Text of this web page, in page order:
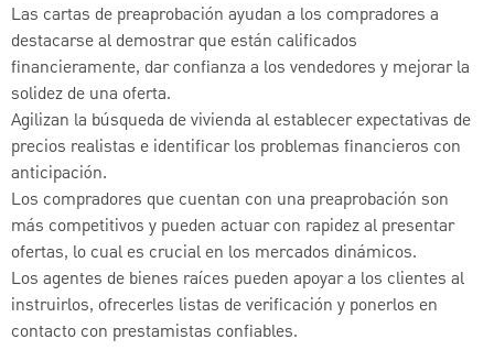
Las cartas de preaprobación ayudan a los compradores a
destacarse al demostrar que están calificados
financieramente, dar confianza a los vendedores y mejorar la
solidez de una oferta.
Agilizan la búsqueda de vivienda al establecer expectativas de
precios realistas e identificar los problemas financieros con
anticipación.
Los compradores que cuentan con una preaprobación son
más competitivos y pueden actuar con rapidez al presentar
ofertas, lo cual es crucial en los mercados dinámicos.
Los agentes de bienes raíces pueden apoyar a los clientes al
instruirlos, ofrecerles listas de verificación y ponerlos en
contacto con prestamistas confiables.